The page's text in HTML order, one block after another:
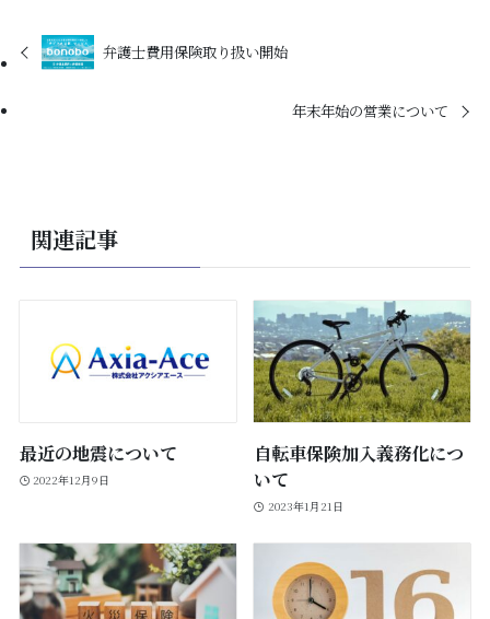
弁護士費用保険取り扱い開始
年末年始の営業について
関連記事
最近の地震について
2022年12月9日
自転車保険加入義務化につ
いて
2023年1月21日